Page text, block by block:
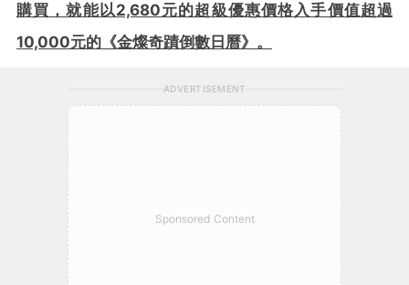
購買，就能以2,680元的超級優惠價格入手價值超過
10,000元的《金燦奇蹟倒數日曆》。
ADVERTISEMENT
Sponsored Content